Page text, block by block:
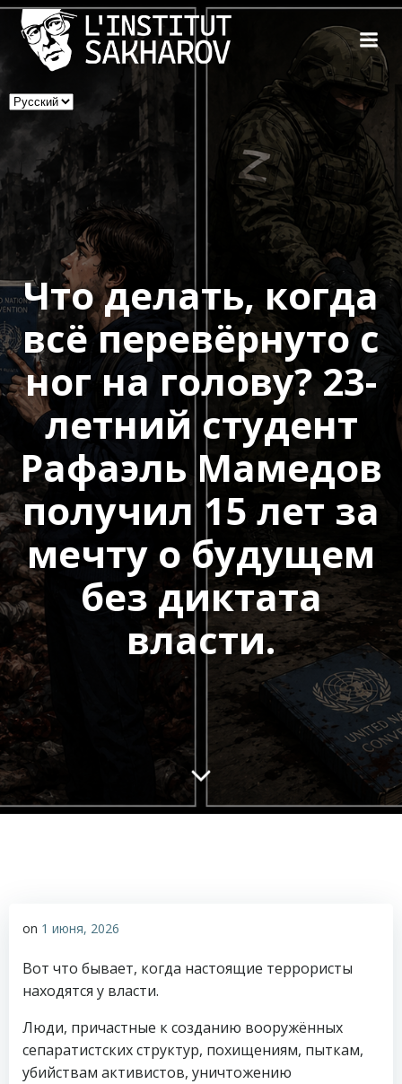
Skip
to
content
Выбрать
Что делать, когда
всё перевёрнуто с
ног на голову? 23-
летний студент
Рафаэль Мамедов
получил 15 лет за
мечту о будущем
без диктата
власти.
on 1 июня, 2026
Вот что бывает, когда настоящие террористы
находятся у власти.
Люди, причастные к созданию вооружённых
сепаратистских структур, похищениям, пыткам,
убийствам активистов, уничтожению